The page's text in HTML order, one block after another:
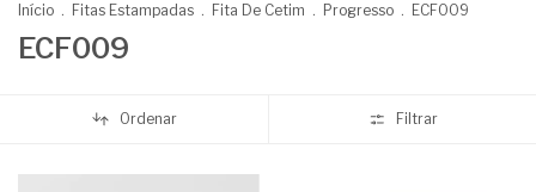
Início . Fitas Estampadas . Fita De Cetim . Progresso . ECF009
ECF009
Ordenar Filtrar